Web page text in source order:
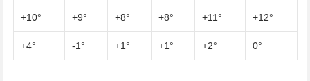
+10° +9° +8° +8° +11° +12°
+4° -1° +1° +1° +2° 0°